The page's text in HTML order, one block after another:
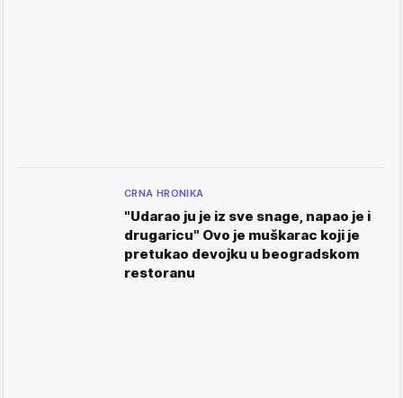
CRNA HRONIKA
"Udarao ju je iz sve snage, napao je i
drugaricu" Ovo je muškarac koji je
pretukao devojku u beogradskom
restoranu